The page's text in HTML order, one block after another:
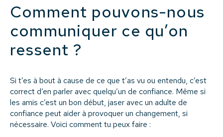
Comment pouvons-nous
communiquer ce qu’on
ressent ?
Si t’es à bout à cause de ce que t’as vu ou entendu, c’est
correct d’en parler avec quelqu’un de confiance. Même si
les amis c’est un bon début, jaser avec un adulte de
confiance peut aider à provoquer un changement, si
nécessaire. Voici comment tu peux faire :